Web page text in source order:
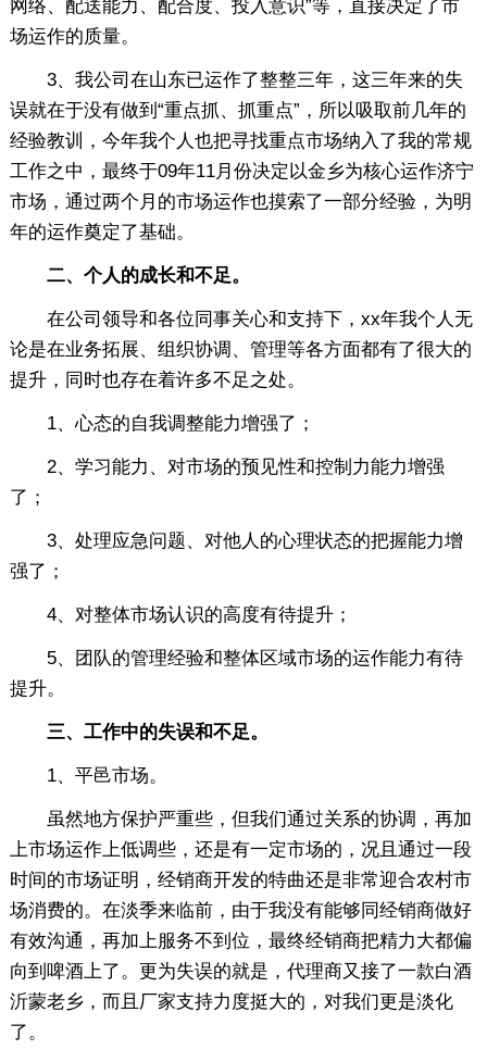
网络、配送能力、配合度、投入意识”等，直接决定了市
场运作的质量。
3、我公司在山东已运作了整整三年，这三年来的失
误就在于没有做到“重点抓、抓重点”，所以吸取前几年的
经验教训，今年我个人也把寻找重点市场纳入了我的常规
工作之中，最终于09年11月份决定以金乡为核心运作济宁
市场，通过两个月的市场运作也摸索了一部分经验，为明
年的运作奠定了基础。
二、个人的成长和不足。
在公司领导和各位同事关心和支持下，xx年我个人无
论是在业务拓展、组织协调、管理等各方面都有了很大的
提升，同时也存在着许多不足之处。
1、心态的自我调整能力增强了；
2、学习能力、对市场的预见性和控制力能力增强
了；
3、处理应急问题、对他人的心理状态的把握能力增
强了；
4、对整体市场认识的高度有待提升；
5、团队的管理经验和整体区域市场的运作能力有待
提升。
三、工作中的失误和不足。
1、平邑市场。
虽然地方保护严重些，但我们通过关系的协调，再加
上市场运作上低调些，还是有一定市场的，况且通过一段
时间的市场证明，经销商开发的特曲还是非常迎合农村市
场消费的。在淡季来临前，由于我没有能够同经销商做好
有效沟通，再加上服务不到位，最终经销商把精力大都偏
向到啤酒上了。更为失误的就是，代理商又接了一款白酒
沂蒙老乡，而且厂家支持力度挺大的，对我们更是淡化
了。